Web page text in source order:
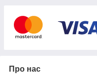
технічне
тестування вже
рекомендації по їх
Про нас